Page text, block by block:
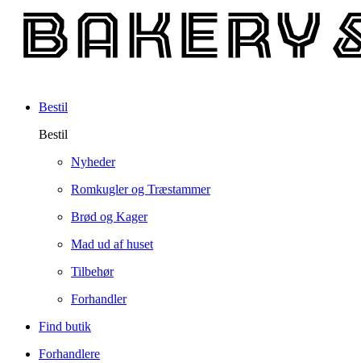
Bestil
Bestil
Nyheder
Romkugler og Træstammer
Brød og Kager
Mad ud af huset
Tilbehør
Forhandler
Find butik
Forhandlere